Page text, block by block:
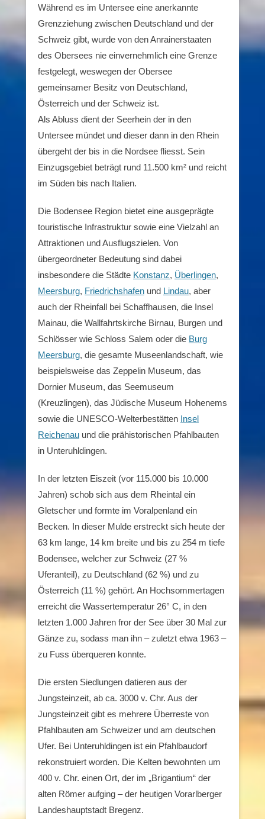
Während es im Untersee eine anerkannte
Grenzziehung zwischen Deutschland und der
Schweiz gibt, wurde von den Anrainerstaaten
des Obersees nie einvernehmlich eine Grenze
festgelegt, weswegen der Obersee
gemeinsamer Besitz von Deutschland,
Österreich und der Schweiz ist.
Als Abluss dient der Seerhein der in den
Untersee mündet und dieser dann in den Rhein
übergeht der bis in die Nordsee fliesst. Sein
Einzugsgebiet beträgt rund 11.500 km² und reicht
im Süden bis nach Italien.
Die Bodensee Region bietet eine ausgeprägte
touristische Infrastruktur sowie eine Vielzahl an
Attraktionen und Ausflugszielen. Von
übergeordneter Bedeutung sind dabei
insbesondere die Städte Konstanz, Überlingen,
Meersburg, Friedrichshafen und Lindau, aber
auch der Rheinfall bei Schaffhausen, die Insel
Mainau, die Wallfahrtskirche Birnau, Burgen und
Schlösser wie Schloss Salem oder die Burg
Meersburg, die gesamte Museenlandschaft, wie
beispielsweise das Zeppelin Museum, das
Dornier Museum, das Seemuseum
(Kreuzlingen), das Jüdische Museum Hohenems
sowie die UNESCO-Welterbestätten Insel
Reichenau und die prähistorischen Pfahlbauten
in Unteruhldingen.
In der letzten Eiszeit (vor 115.000 bis 10.000
Jahren) schob sich aus dem Rheintal ein
Gletscher und formte im Voralpenland ein
Becken. In dieser Mulde erstreckt sich heute der
63 km lange, 14 km breite und bis zu 254 m tiefe
Bodensee, welcher zur Schweiz (27 %
Uferanteil), zu Deutschland (62 %) und zu
Österreich (11 %) gehört. An Hochsommertagen
erreicht die Wassertemperatur 26° C, in den
letzten 1.000 Jahren fror der See über 30 Mal zur
Gänze zu, sodass man ihn – zuletzt etwa 1963 –
zu Fuss überqueren konnte.
Die ersten Siedlungen datieren aus der
Jungsteinzeit, ab ca. 3000 v. Chr. Aus der
Jungsteinzeit gibt es mehrere Überreste von
Pfahlbauten am Schweizer und am deutschen
Ufer. Bei Unteruhldingen ist ein Pfahlbaudorf
rekonstruiert worden. Die Kelten bewohnten um
400 v. Chr. einen Ort, der im „Brigantium“ der
alten Römer aufging – der heutigen Vorarlberger
Landeshauptstadt Bregenz.